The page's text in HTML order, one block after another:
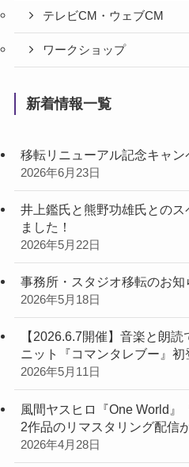
テレビCM・ウェブCM
ワークショップ
新着情報一覧
移転リニューアル記念キャ
2026年6月23日
井上鑑氏と熊野功雄氏との
ました！
2026年5月22日
事務所・スタジオ移転のお知
2026年5月18日
【2026.6.7開催】音楽と朗
ニット『コマンタレブー』初
2026年5月11日
風間ヤスヒロ『One World』
2作品のリマスタリング配信
2026年4月28日